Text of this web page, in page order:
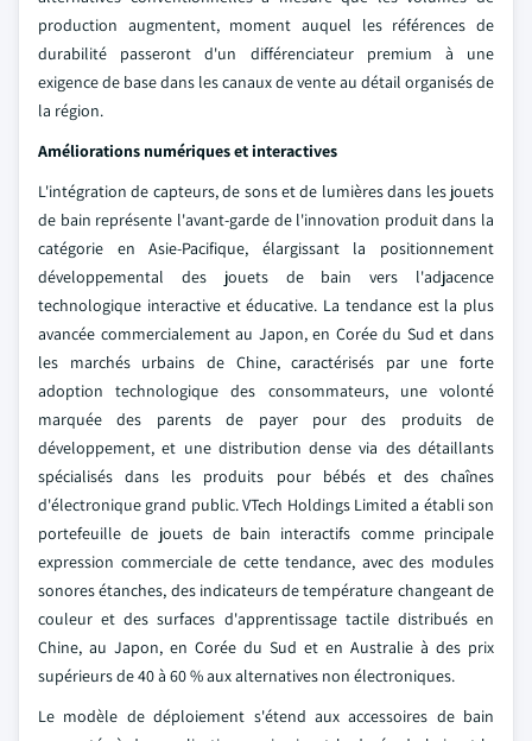
production augmentent, moment auquel les références de
durabilité passeront d'un différenciateur premium à une
exigence de base dans les canaux de vente au détail organisés de
la région.
Améliorations numériques et interactives
L'intégration de capteurs, de sons et de lumières dans les jouets
de bain représente l'avant-garde de l'innovation produit dans la
catégorie en Asie-Pacifique, élargissant la positionnement
développemental des jouets de bain vers l'adjacence
technologique interactive et éducative. La tendance est la plus
avancée commercialement au Japon, en Corée du Sud et dans
les marchés urbains de Chine, caractérisés par une forte
adoption technologique des consommateurs, une volonté
marquée des parents de payer pour des produits de
développement, et une distribution dense via des détaillants
spécialisés dans les produits pour bébés et des chaînes
d'électronique grand public. VTech Holdings Limited a établi son
portefeuille de jouets de bain interactifs comme principale
expression commerciale de cette tendance, avec des modules
sonores étanches, des indicateurs de température changeant de
couleur et des surfaces d'apprentissage tactile distribués en
Chine, au Japon, en Corée du Sud et en Australie à des prix
supérieurs de 40 à 60 % aux alternatives non électroniques.
Le modèle de déploiement s'étend aux accessoires de bain